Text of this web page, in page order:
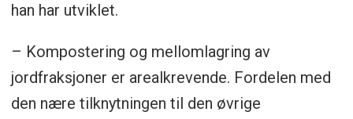
han har utviklet.
– Kompostering og mellomlagring av
jordfraksjoner er arealkrevende. Fordelen med
den nære tilknytningen til den øvrige